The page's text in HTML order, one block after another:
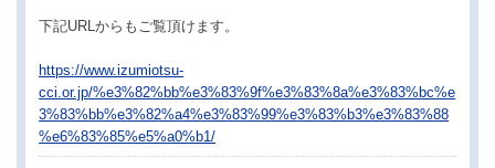
下記URLからもご覧頂けます。
https://www.izumiotsu-
cci.or.jp/%e3%82%bb%e3%83%9f%e3%83%8a%e3%83%bc%e
3%83%bb%e3%82%a4%e3%83%99%e3%83%b3%e3%83%88
%e6%83%85%e5%a0%b1/